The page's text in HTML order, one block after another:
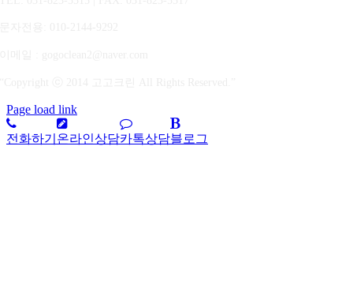
Page load link
전화하기 온라인상담카톡상담블로그